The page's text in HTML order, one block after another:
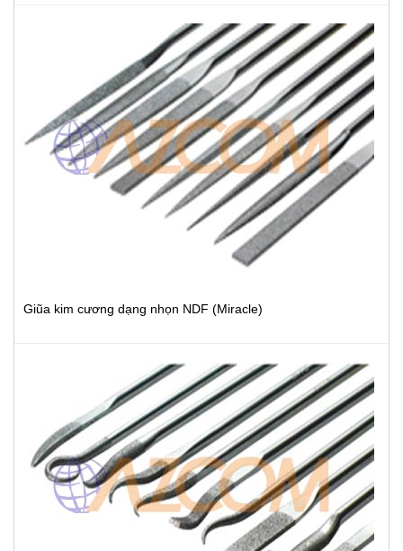
Giũa kim cương dạng nhọn NDF (Miracle)